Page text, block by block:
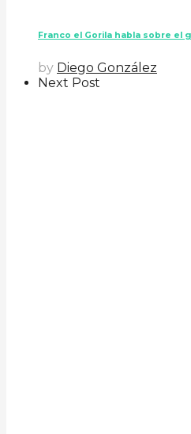
Franco el Gorila habla sobre el
by Diego González
Next Post